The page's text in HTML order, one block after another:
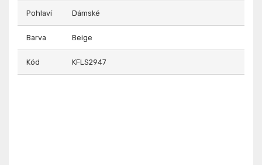
Pohlaví Dámské
Barva Beige
Kód KFLS2947